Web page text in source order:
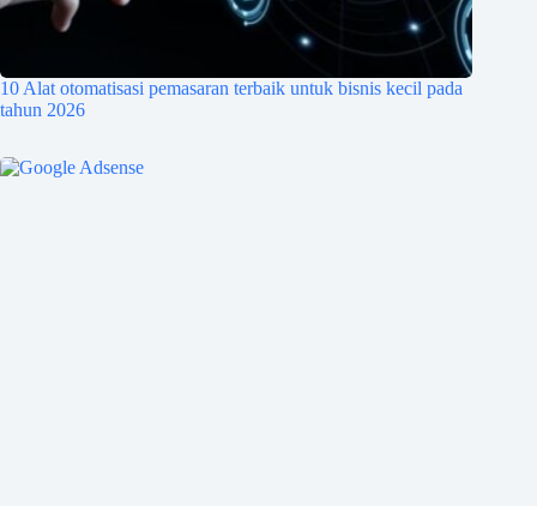
10 Alat otomatisasi pemasaran terbaik untuk bisnis kecil pada
tahun 2026